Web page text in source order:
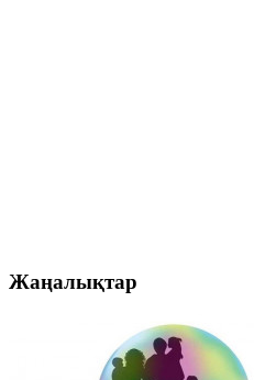
Жаңалықтар